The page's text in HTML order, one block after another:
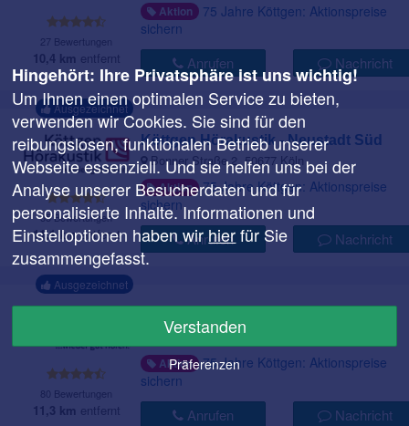
27 Bewertungen
10,4 km entfernt
Aktion 75 Jahre Köttgen: Aktionspreise
sichern
Anrufen Nachricht
Ausgezeichnet
55 Bewertungen
11,1 kmentfernt
Köttgen Hörakustik - Neustadt Süd
Bonner Straße 2, 50677 Köln
Aktion 75 Jahre Köttgen: Aktionspreise
sichern
Anrufen Nachricht
Ausgezeichnet
80 Bewertungen
11,3 km entfernt
Dürener Str. 229, 50931 Köln
Aktion 75 Jahre Köttgen: Aktionspreise
sichern
Anrufen Nachricht
Hingehört: Ihre Privatsphäre ist uns wichtig!
Um Ihnen einen optimalen Service zu bieten,
verwenden wir Cookies. Sie sind für den
reibungslosen, funktionalen Betrieb unserer
Webseite essenziell. Und sie helfen uns bei der
Analyse unserer Besucherdaten und für
personalisierte Inhalte. Informationen und
Einstelloptionen haben wirhierfür Sie
zusammengefasst.
Verstanden
Präferenzen